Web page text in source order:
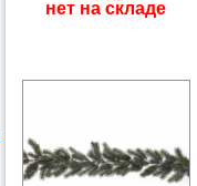
нет на складе